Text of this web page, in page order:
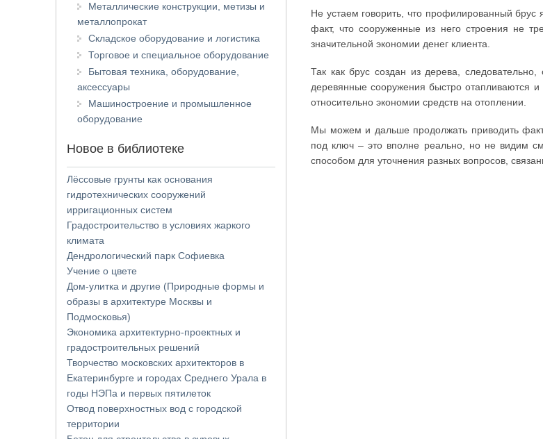
Не устаем говорить, что профилированный
факт, что сооруженные из него строения не
значительной экономии денег клиента.
Так как брус создан из дерева,
деревянные сооружения быстро отапливаются
относительно экономии средств на отоплении.
Мы можем и дальше продолжать приводить
под ключ – это вполне реально, но не видим
способом для уточнения разных вопросов,
Металлические конструкции, метизы и
металлопрокат
Складское оборудование и логистика
Торговое и специальное оборудование
Бытовая техника, оборудование,
аксессуары
Машиностроение и промышленное
оборудование
Новое в библиотеке
Лёссовые грунты как основания
гидротехнических сооружений
ирригационных систем
Градостроительство в условиях жаркого
климата
Дендрологический парк Софиевка
Учение о цвете
Дом-улитка и другие (Природные формы и
образы в архитектуре Москвы и
Подмосковья)
Экономика архитектурно-проектных и
градостроительных решений
Творчество московских архитекторов в
Екатеринбурге и городах Среднего Урала в
годы НЭПа и первых пятилеток
Отвод поверхностных вод с городской
территории